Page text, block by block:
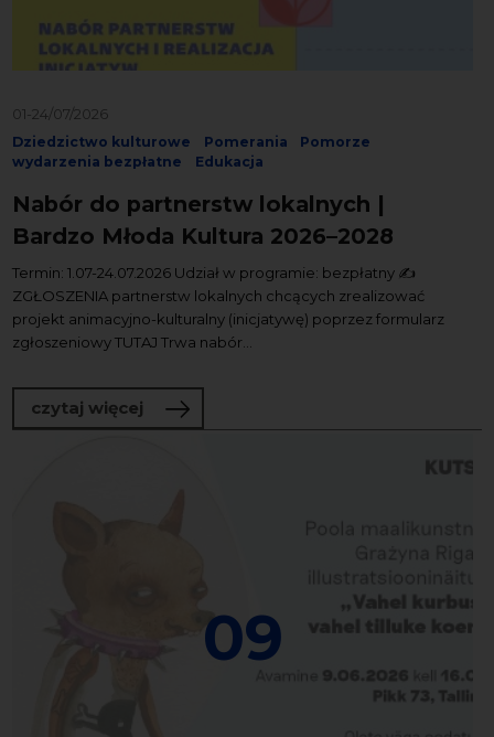
01-24/07/2026
Dziedzictwo kulturowe Pomerania
Pomorze
wydarzenia bezpłatne
Edukacja
Nabór do partnerstw lokalnych |
Bardzo Młoda Kultura 2026–2028
Termin: 1.07-24.07.2026 Udział w programie: bezpłatny ✍️
ZGŁOSZENIA partnerstw lokalnych chcących zrealizować
projekt animacyjno-kulturalny (inicjatywę) poprzez formularz
zgłoszeniowy TUTAJ Trwa nabór...
czytaj więcej o Nabór do partnerstw lokalnych |
09